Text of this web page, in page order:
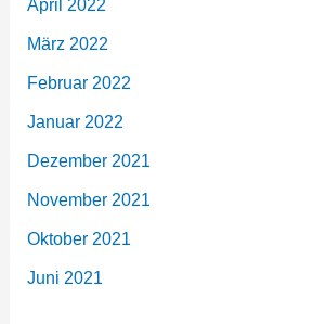
April 2022
März 2022
Februar 2022
Januar 2022
Dezember 2021
November 2021
Oktober 2021
Juni 2021